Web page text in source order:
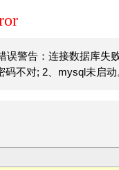
误警告：连接数据库失
码不对; 2、mysql未启动